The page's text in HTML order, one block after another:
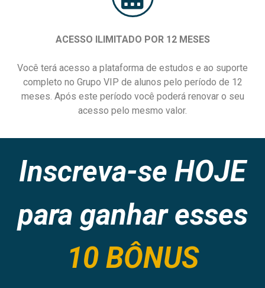
ACESSO ILIMITADO POR 12 MESES
Você terá acesso a plataforma de estudos e ao suporte
completo no Grupo VIP de alunos pelo período de 12
meses. Após este período você poderá renovar o seu
acesso pelo mesmo valor.
Inscreva-se HOJE
para ganhar esses
10 BÔNUS